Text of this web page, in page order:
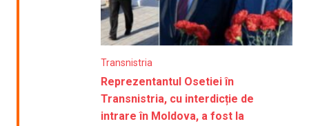
Transnistria
Reprezentantul Osetiei în
Transnistria, cu interdicție de
intrare în Moldova, a fost la